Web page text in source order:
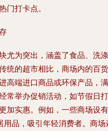
门打卡点。
尤为突出，涵盖了食品、洗涤
统的超市相比，商场内的百货
高端进口商品或环保产品，满
常举办促销活动，如节假日打
加实惠。例如，一些商场设有
用品，吸引年轻消费者。商场